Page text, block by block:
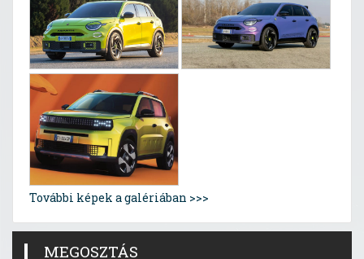
További képek a galériában >>>
MEGOSZTÁS